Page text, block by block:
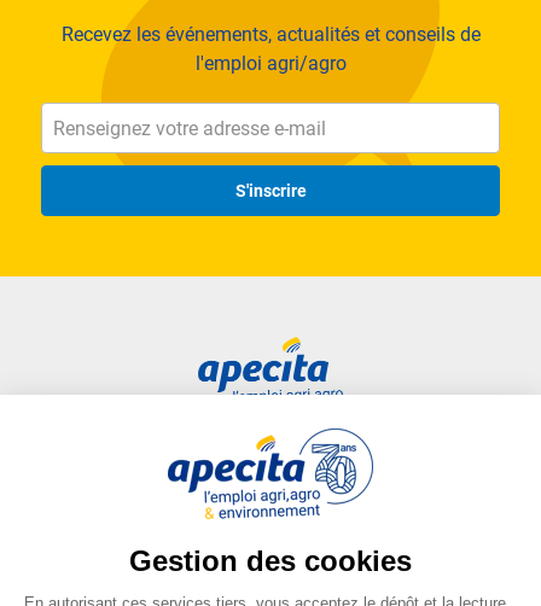
Recevez les événements, actualités et conseils de
l'emploi agri/agro
S'inscrire
Liens utiles
Plan du site